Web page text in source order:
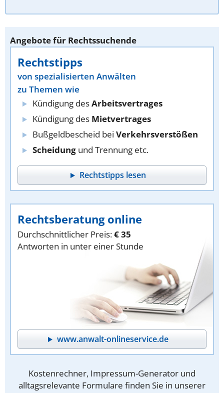
Angebote für Rechtssuchende
Rechtstipps
von spezialisierten Anwälten
zu Themen wie
Kündigung desArbeitsvertrages
Kündigung des Mietvertrages
Bußgeldbescheid bei Verkehrsverstößen
Scheidung und Trennung etc.
Rechtstipps lesen
Rechtsberatung online
Durchschnittlicher Preis:€ 35
Antworten in unter einer Stunde
www.anwalt-onlineservice.de
Kostenrechner, Impressum-Generator und
alltagsrelevante Formulare finden Sie in unserer